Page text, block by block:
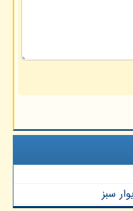
سبز